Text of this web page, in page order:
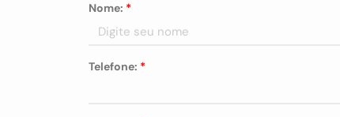
Nome: *
Telefone: *